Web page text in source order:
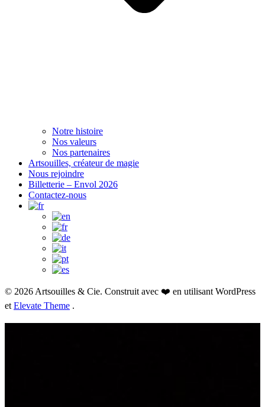
Notre histoire
Nos valeurs
Nos partenaires
Artsouilles, créateur de magie
Nous rejoindre
Billetterie – Envol 2026
Contactez-nous
© 2026 Artsouilles & Cie. Construit avec ❤️ en utilisant WordPress
et Elevate Theme .